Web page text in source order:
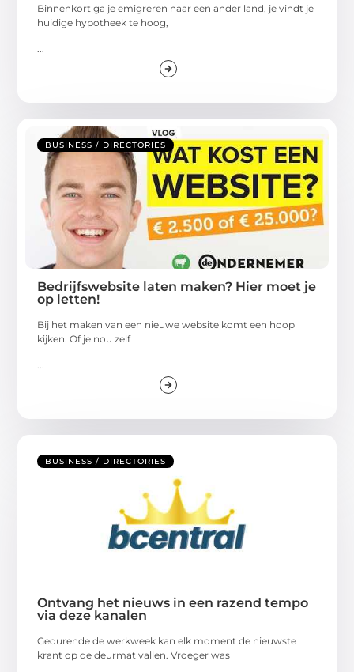
Binnenkort ga je emigreren naar een ander land, je vindt je
huidige hypotheek te hoog,
BUSINESS / DIRECTORIES
Bedrijfswebsite laten maken? Hier moet je
op letten!
Bij het maken van een nieuwe website komt een hoop
kijken. Of je nou zelf
BUSINESS / DIRECTORIES
Ontvang het nieuws in een razend tempo
via deze kanalen
Gedurende de werkweek kan elk moment de nieuwste
krant op de deurmat vallen. Vroeger was